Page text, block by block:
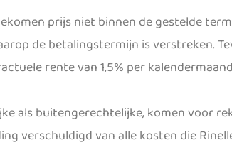
prijs niet binnen de gestelde
de betalingstermijn is verstreken.
rente van 1,5% per
als buitengerechtelijke, komen voor
verschuldigd van alle kosten die